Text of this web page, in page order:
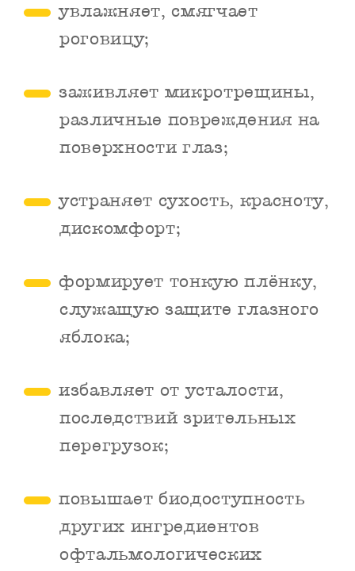
увлажняет, смягчает
роговицу;
заживляет микротрещины,
различные повреждения на
поверхности глаз;
устраняет сухость, красноту,
дискомфорт;
формирует тонкую плёнку,
служащую защите глазного
яблока;
избавляет от усталости,
последствий зрительных
перегрузок;
повышает биодоступность
других ингредиентов
офтальмологических